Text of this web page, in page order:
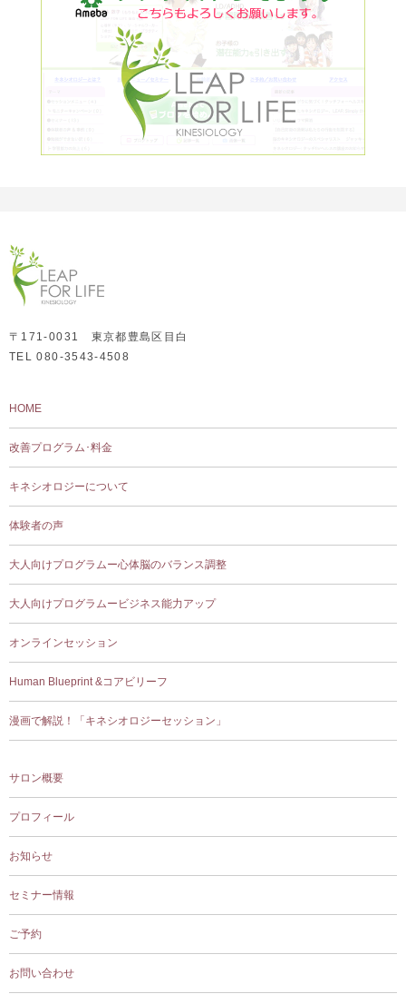
〒171-0031 東京都豊島区目白
TEL 080-3543-4508
HOME
改善プログラム･料金
キネシオロジーについて
体験者の声
大人向けプログラムー心体脳のバランス調整
大人向けプログラムービジネス能力アップ
オンラインセッション
Human Blueprint &コアビリーフ
漫画で解説！「キネシオロジーセッション」
サロン概要
プロフィール
お知らせ
セミナー情報
ご予約
お問い合わせ